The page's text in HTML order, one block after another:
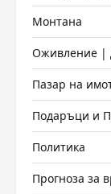
Монтана
Оживление |
Пазар на
Подаръци и
Политика
Прогноза за